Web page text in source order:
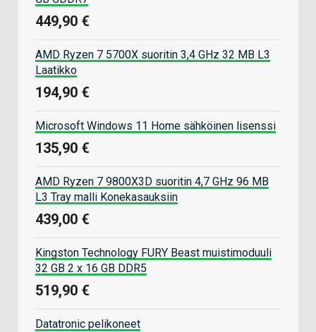
449,90 €
AMD Ryzen 7 5700X suoritin 3,4 GHz 32 MB L3
Laatikko
194,90 €
Microsoft Windows 11 Home sähköinen lisenssi
135,90 €
AMD Ryzen 7 9800X3D suoritin 4,7 GHz 96 MB
L3 Tray malli Konekasauksiin
439,00 €
Kingston Technology FURY Beast muistimoduuli
32 GB 2 x 16 GB DDR5
519,90 €
Datatronic pelikoneet